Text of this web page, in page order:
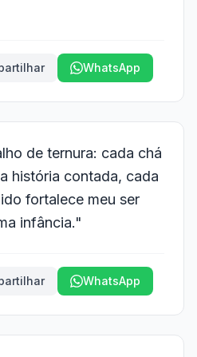
WhatsApp
de ternura: cada chá
história contada, cada
fortalece meu ser
infância."
WhatsApp